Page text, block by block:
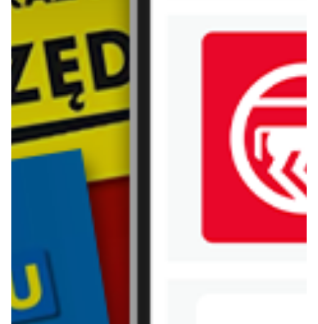
Media Markt
aktualna
AliExpress
Przybory szkolne
WIĘCEJ GAZETEK MEDIA